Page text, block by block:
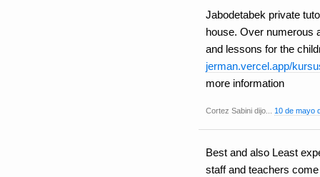
Jabodetabek private
house. Over numerous
and lessons for the
jerman.vercel.app/
more information
Cortez Sabini dijo... 10 de mayo
Best and also Least
staff and teachers